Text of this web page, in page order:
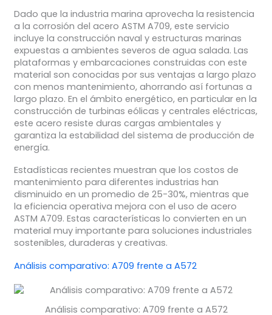
Dado que la industria marina aprovecha la resistencia
a la corrosión del acero ASTM A709, este servicio
incluye la construcción naval y estructuras marinas
expuestas a ambientes severos de agua salada. Las
plataformas y embarcaciones construidas con este
material son conocidas por sus ventajas a largo plazo
con menos mantenimiento, ahorrando así fortunas a
largo plazo. En el ámbito energético, en particular en la
construcción de turbinas eólicas y centrales eléctricas,
este acero resiste duras cargas ambientales y
garantiza la estabilidad del sistema de producción de
energía.
Estadísticas recientes muestran que los costos de
mantenimiento para diferentes industrias han
disminuido en un promedio de 25-30%, mientras que
la eficiencia operativa mejora con el uso de acero
ASTM A709. Estas características lo convierten en un
material muy importante para soluciones industriales
sostenibles, duraderas y creativas.
Análisis comparativo: A709 frente a A572
Análisis comparativo: A709 frente a A572